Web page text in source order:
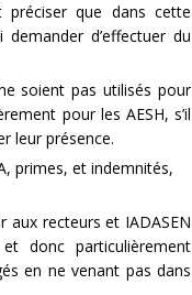
préciser que dans cette
d’effectuer du
soient pas utilisés pour
pour les AESH, s’il
leur présence.
primes, et indemnités,
aux recteurs et IADASEN
donc particulièrement
en ne venant pas dans